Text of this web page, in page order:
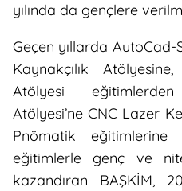
yılında da gençlere
Geçen yıllarda
Kaynakçılık
Atölyesi
Atölyesi’ne CNC Lazer
Pnömatik
eğitimlerle genç ve
kazandıran BAŞKİM,